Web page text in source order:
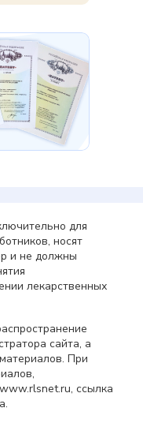
для
носят
и не должны
лекарственных
сайта, а
При
ссылка